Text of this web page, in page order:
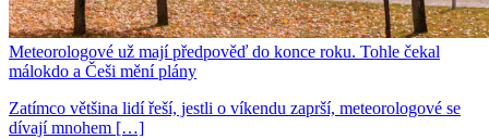
Meteorologové už mají předpověď do konce roku. Tohle čekal
málokdo a Češi mění plány
Zatímco většina lidí řeší, jestli o víkendu zaprší, meteorologové se
dívají mnohem […]